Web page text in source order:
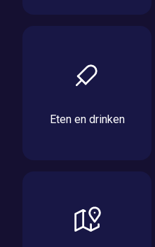
Eten en drinken